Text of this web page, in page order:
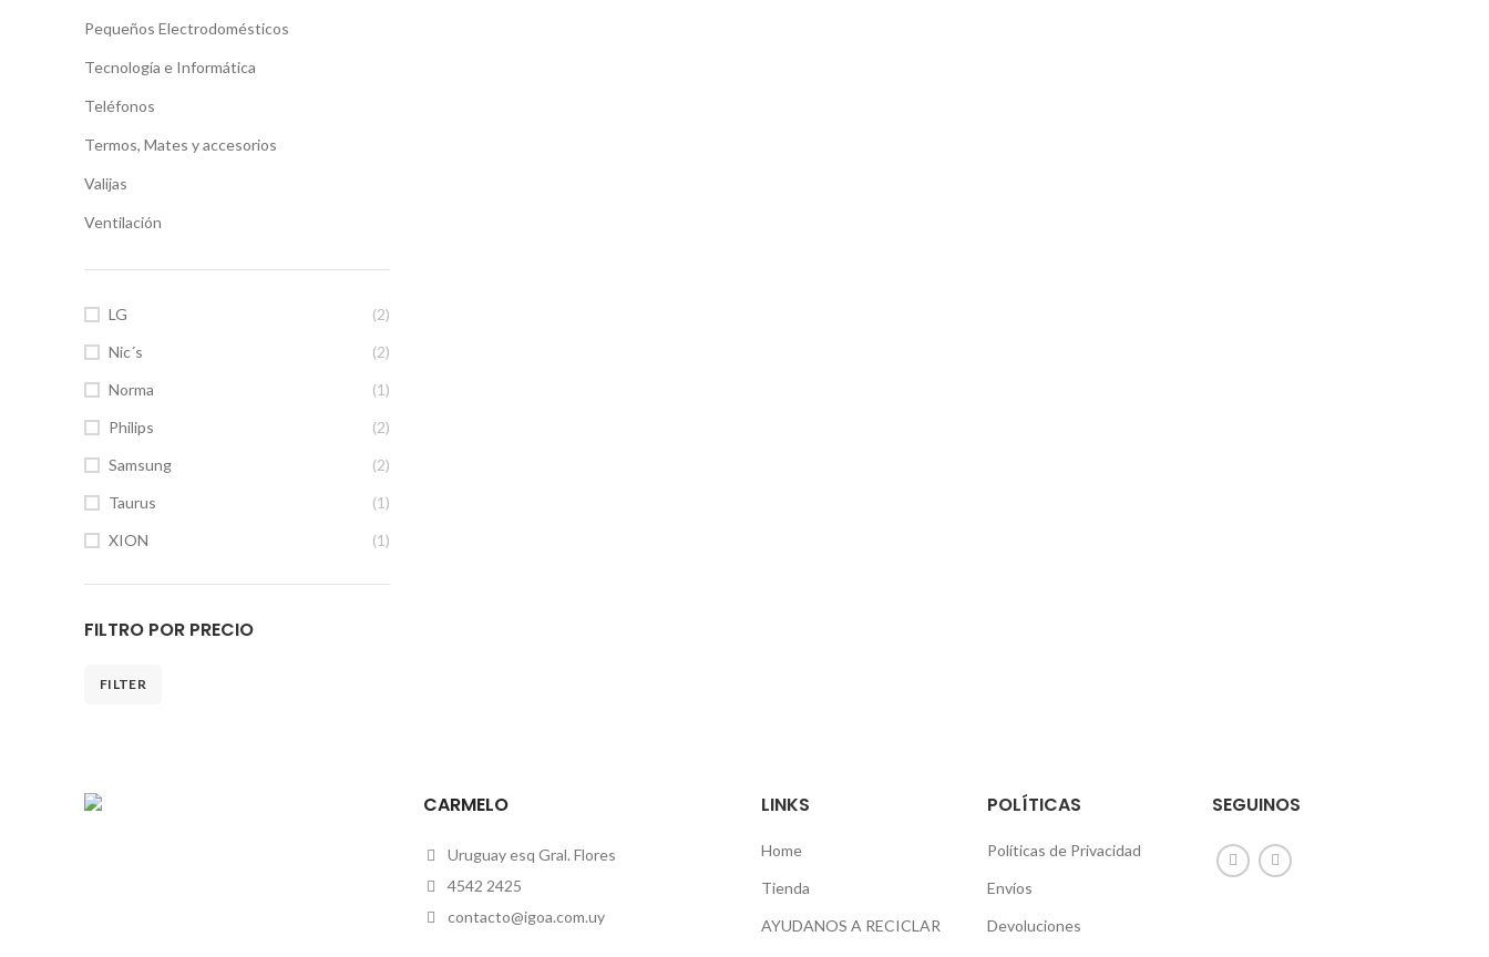
Pequeños Electrodomésticos
Tecnología e Informática
Teléfonos
Termos, Mates y accesorios
Valijas
Ventilación
LG
(2)
Nic´s
(2)
Norma
(1)
Philips
(2)
Samsung
(2)
Taurus
(1)
XION
(1)
FILTRO POR PRECIO
FILTER
CARMELO
Uruguay esq Gral. Flores
4542 2425
contacto@igoa.com.uy
LINKS
Home
Tienda
AYUDANOS A RECICLAR
POLÍTICAS
Políticas de Privacidad
Envíos
Devoluciones
SEGUINOS